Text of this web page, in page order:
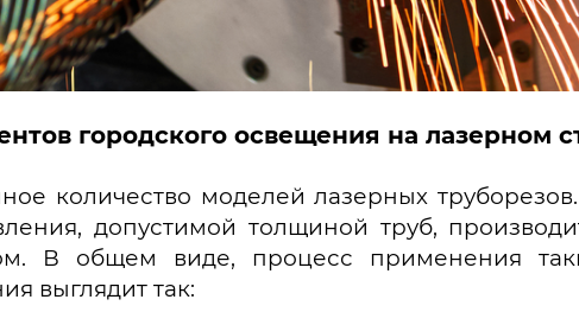
городского освещения на лазерном
количество моделей лазерных
допустимой толщиной труб,
В общем виде, процесс применения
выглядит так: